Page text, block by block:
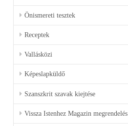
Önismereti tesztek
Receptek
Vallásközi
Képeslapküldő
Szanszkrit szavak kiejtése
Vissza Istenhez Magazin megrendelés